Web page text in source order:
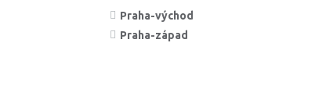
Praha-východ
Praha-západ